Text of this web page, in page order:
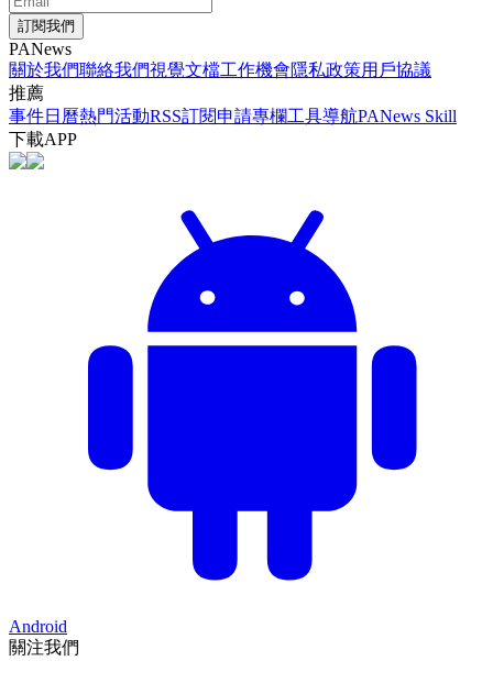
訂閱我們
PANews
關於我們聯絡我們視覺文檔工作機會隱私政策用戶協議
推薦
事件日曆熱門活動RSS訂閱申請專欄工具導航PANews Skill
下載APP
Android
關注我們